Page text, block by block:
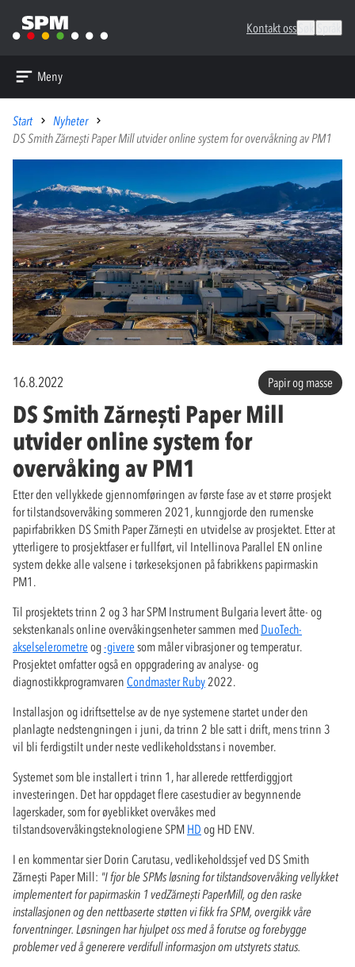
Kontakt oss
Meny
Start
Nyheter
DS Smith Zărnești Paper Mill utvider online system for overvåkning av PM1
16.8.2022 Papir og masse
DS Smith Zărnești Paper Mill
utvider online system for
overvåking av PM1
Etter den vellykkede gjennomføringen av første fase av et større prosjekt
for tilstandsovervåking sommeren 2021, kunngjorde den rumenske
papirfabrikken DS Smith Paper Zărnești en utvidelse av prosjektet. Etter at
ytterligere to prosjektfaser er fullført, vil Intellinova Parallel EN online
system dekke alle valsene i tørkeseksjonen på fabrikkens papirmaskin
PM1.
Til prosjektets trinn 2 og 3 har SPM Instrument Bulgaria levert åtte- og
sekstenkanals online overvåkingsenheter sammen med DuoTech-
akselselerometre og-givere som måler vibrasjoner og temperatur.
Prosjektet omfatter også en oppgradering av analyse- og
diagnostikkprogramvaren Condmaster Ruby 2022.
Installasjon og idriftsettelse av de nye systemene startet under den
planlagte nedstengningen i juni, da trinn 2 ble satt i drift, mens trinn 3
vil bli ferdigstilt under neste vedlikeholdsstans i november.
Systemet som ble installert i trinn 1, har allerede rettferdiggjort
investeringen. Det har oppdaget flere casestudier av begynnende
lagerskader, som for øyeblikket overvåkes med
tilstandsovervåkingsteknologiene SPM HD og HD ENV.
I en kommentar sier Dorin Carutasu, vedlikeholdssjef ved DS Smith
Zărnești Paper Mill: "I fjor ble SPMs løsning for tilstandsovervåking vellykket
implementert for papirmaskin 1 vedZărnești PaperMill, og den raske
installasjonen og den nettbaserte støtten vi fikk fra SPM, overgikk våre
forventninger. Løsningen har hjulpet oss med å forutse og forebygge
problemer ved å generere verdifull informasjon om utstyrets status.